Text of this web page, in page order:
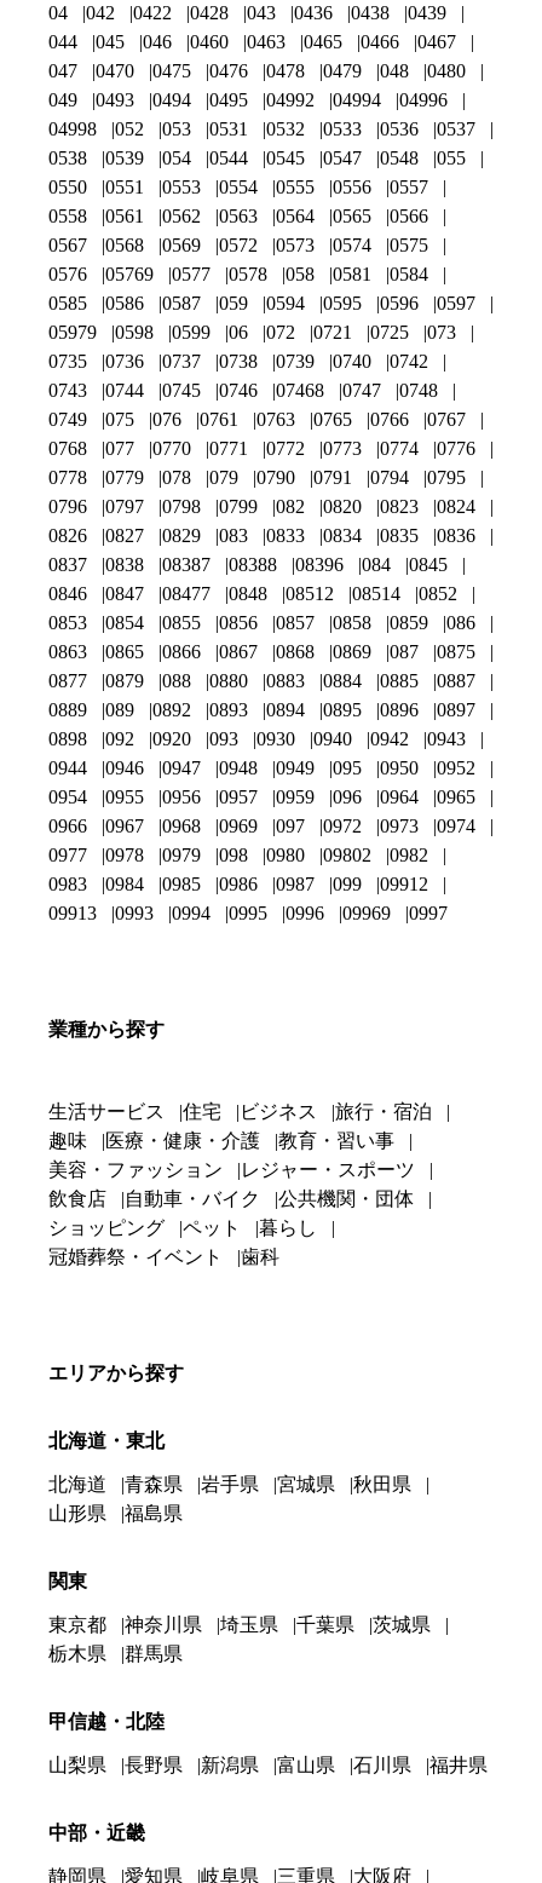
04
042 0422 0428 043 0436 0438
0439
044
045 046 0460 0463 0465 0466
0467
047
0470 0475 0476 0478 0479 048
0480
049
0493 0494 0495 04992 04994
04996
04998
052 053 0531 0532 0533 0536
0537
0538
0539 054 0544 0545 0547 0548
055
0550
0551 0553 0554 0555 0556
0557
0558
0561 0562 0563 0564 0565
0566
0567
0568 0569 0572 0573 0574
0575
0576
05769 0577 0578 058 0581
0584
0585
0586 0587 059 0594 0595 0596
0597
05979
0598 0599 06 072 0721 0725
073
0735
0736 0737 0738 0739 0740
0742
0743
0744 0745 0746 07468 0747
0748
0749
075 076 0761 0763 0765 0766
0767
0768
077 0770 0771 0772 0773 0774
0776
0778
0779 078 079 0790 0791 0794
0795
0796
0797 0798 0799 082 0820 0823
0824
0826
0827 0829 083 0833 0834 0835
0836
0837
0838 08387 08388 08396 084
0845
0846
0847 08477 0848 08512 08514
0852
0853
0854 0855 0856 0857 0858 0859
086
0863
0865 0866 0867 0868 0869 087
0875
0877
0879 088 0880 0883 0884 0885
0887
0889
089 0892 0893 0894 0895 0896
0897
0898
092 0920 093 0930 0940 0942
0943
0944
0946 0947 0948 0949 095 0950
0952
0954
0955 0956 0957 0959 096 0964
0965
0966
0967 0968 0969 097 0972 0973
0974
0977
0978 0979 098 0980 09802
0982
0983
0984 0985 0986 0987 099
09912
09913
0993 0994 0995 0996 09969 0997
業種から探す
生活サービス 住宅 ビジネス
旅行・宿泊
趣味
医療・健康・介護
教育・習い事
美容・ファッション
レジャー・スポーツ
飲食店
自動車・バイク
公共機関・団体
ショッピング
ペット
暮らし
冠婚葬祭・イベント
歯科
エリアから探す
北海道・東北
北海道 青森県 岩手県 宮城県
秋田県
山形県
福島県
関東
東京都 神奈川県 埼玉県 千葉県
茨城県
栃木県
群馬県
甲信越・北陸
山梨県 長野県 新潟県 富山県 石川県 福井県
中部・近畿
静岡県 愛知県 岐阜県 三重県
大阪府